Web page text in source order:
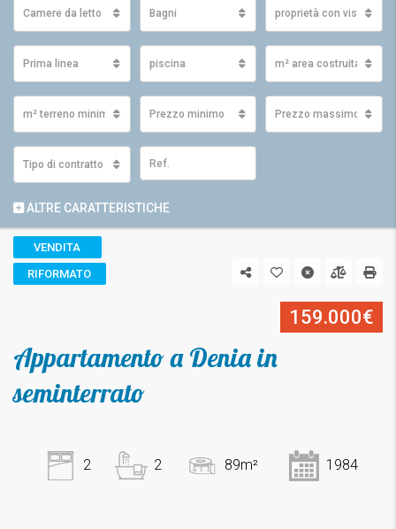
Camere da letto Bagni proprietà con vista
Prima linea piscina m² area costruita
m² terreno minimo Prezzo minimo Prezzo massimo
Tipo di contratto
ALTRE CARATTERISTICHE
VENDITA
RIFORMATO
159.000€
Appartamento a Denia in
seminterrato
2 2 89m² 1984